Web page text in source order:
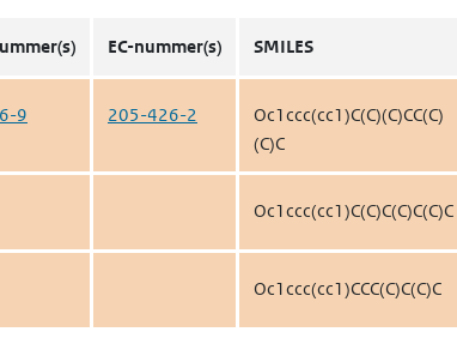
EC-nummer(s) SMILES
9 205-426-2
Oc1ccc(cc1)C(C)(C)CC(C)
(C)C
Oc1ccc(cc1)C(C)C(C)C(C)C
Oc1ccc(cc1)CCC(C)C(C)C